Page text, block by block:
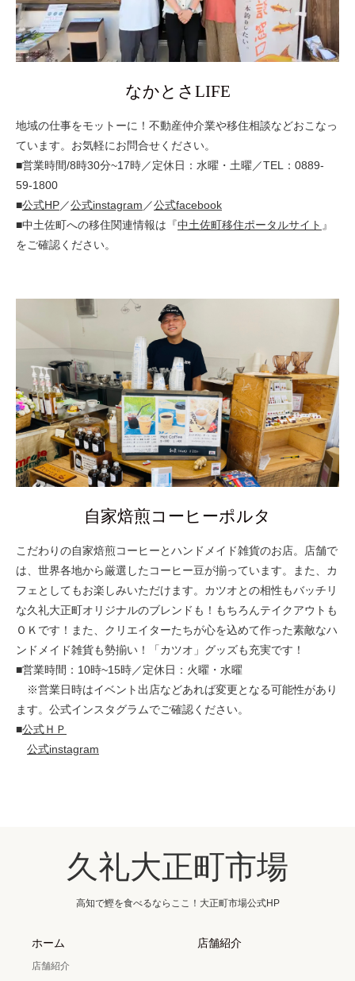
なかとさLIFE
地域の仕事をモットーに！不動産仲介業や移住相談などおこなっ
ています。お気軽にお問合せください。
■営業時間/8時30分~17時／定休日：水曜・土曜／TEL：0889-
59-1800
■公式HP／公式instagram ／公式facebook
■中土佐町への移住関連情報は『中土佐町移住ポータルサイト 』
をご確認ください。
自家焙煎コーヒーポルタ
こだわりの自家焙煎コーヒーとハンドメイド雑貨のお店。店舗で
は、世界各地から厳選したコーヒー豆が揃っています。また、カ
フェとしてもお楽しみいただけます。カツオとの相性もバッチリ
な久礼大正町オリジナルのブレンドも！もちろんテイクアウトも
ＯＫです！また、クリエイターたちが心を込めて作った素敵なハ
ンドメイド雑貨も勢揃い！「カツオ」グッズも充実です！
■営業時間：10時~15時／定休日：火曜・水曜
※営業日時はイベント出店などあれば変更となる可能性があり
ます。公式インスタグラムでご確認ください。
■公式ＨＰ
公式instagram
久礼大正町市場
高知で鰹を食べるならここ！大正町市場公式HP
ホーム
店舗紹介
店舗紹介